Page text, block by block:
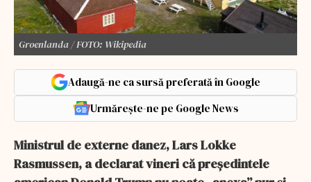
Groenlanda / FOTO: Wikipedia
Adaugă-ne ca sursă preferată în Google
Urmărește-ne pe Google News
Ministrul de externe danez, Lars Lokke
Rasmussen, a declarat vineri că președintele